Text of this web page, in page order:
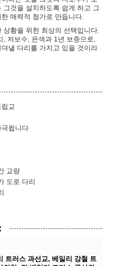
것을 설치하도록 쉽게 하고 그
매력적 첨가로 만듭니다.
황을 위한 최상의 선택입니다.
저보수, 은색과 1년 보증으로,
낼 다리를 가지고 있을 것이라
교
됩니다
교량
도로 다리
트러스 과선교, 베일리 강철 트